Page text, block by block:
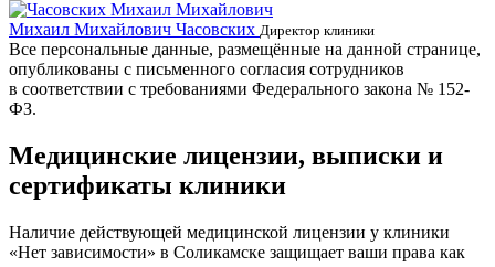
Михаил Михайлович Часовских Директор клиники
Все персональные данные, размещённые на данной странице,
опубликованы с письменного согласия сотрудников
в соответствии с требованиями Федерального закона № 152-
ФЗ.
Медицинские лицензии, выписки и
сертификаты клиники
Наличие действующей медицинской лицензии у клиники
«Нет зависимости» в Соликамске защищает ваши права как